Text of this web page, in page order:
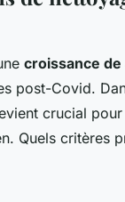
croissance de
post-Covid.
crucial
Quels critères